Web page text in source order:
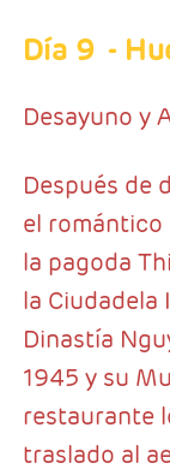
Día 9 -
Desayuno y
Después de
el romántico
la pagoda
la Ciudadela
Dinastía
1945 y su
restaurante
traslado al